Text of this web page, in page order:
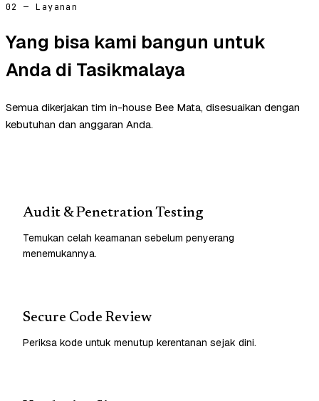
02 — Layanan
Yang bisa kami bangun untuk
Anda di Tasikmalaya
Semua dikerjakan tim in-house Bee Mata, disesuaikan dengan
kebutuhan dan anggaran Anda.
Audit & Penetration Testing
Temukan celah keamanan sebelum penyerang
menemukannya.
Secure Code Review
Periksa kode untuk menutup kerentanan sejak dini.